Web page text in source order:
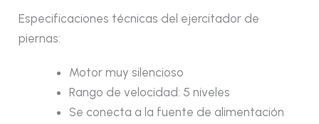
Especificaciones técnicas del ejercitador de
piernas:
Motor muy silencioso
Rango de velocidad: 5 niveles
Se conecta a la fuente de alimentación